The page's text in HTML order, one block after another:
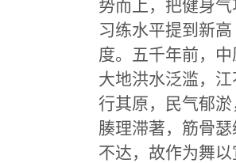
势而上，把健身气
习练水平提到新高
度。五千年前，中
大地洪水泛滥，江
行其原，民气郁淤
腠理滞著，筋骨瑟
不达，故作为舞以